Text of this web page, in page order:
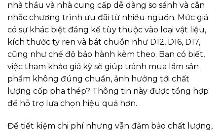
nhà thầu và nhà cung cấp dễ dàng so sánh và cân
nhắc chương trình ưu đãi từ nhiều nguồn. Mức giá
có sự khác biệt đáng kể tùy thuộc vào loại vật liệu,
kích thước ty ren và bát chuồn như D12, D16, D17,
cũng như chế độ bảo hành kèm theo. Bạn có biết,
việc tham khảo giá kỹ sẽ giúp tránh mua lầm sản
phẩm không đúng chuẩn, ảnh hưởng tới chất
lượng cốp pha thép? Thông tin này được tổng hợp
để hỗ trợ lựa chọn hiệu quả hơn.
Để tiết kiệm chi phí nhưng vẫn đảm bảo chất lượng,